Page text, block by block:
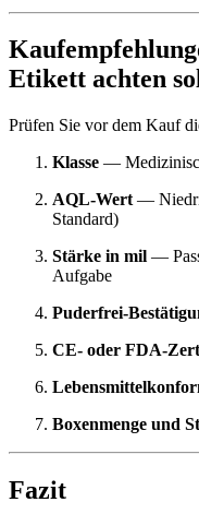
Etikett achten
Prüfen Sie vor dem Kauf
Klasse —
AQL-Wert —
Standard)
Stärke in mil —
Aufgabe
Puderfrei-
CE- oder FDA-
Boxenmenge und
Fazit